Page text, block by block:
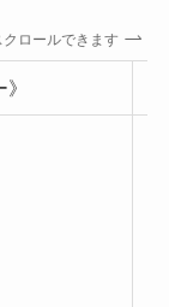
クロールできます